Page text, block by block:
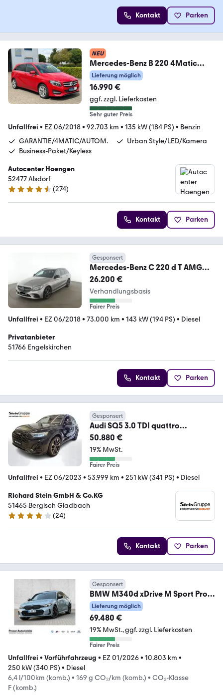
Kontakt Parken
NEU
Mercedes-Benz B 220 4Matic
Urban Style Edition Garantie
*AHK.
Lieferung möglich
16.990 €
ggf. zzgl. Lieferkosten
Sehr guter Preis
Unfallfrei • EZ 06/2018• 92.703 km • 135 kW (184 PS) • Benzin
GARANTIE/4MATIC/AUTOM.
Urban Style/LED/Kamera
Business-Paket/Keyless
Autocenter Hoengen
52477 Alsdorf
4.5 Sterne
(274)
Kontakt Parken
Gesponsert
Mercedes-Benz C 220 d T AMG
Line | Pano | ACC |
26.200 €
Verhandlungsbasis
Fairer Preis
Unfallfrei • EZ 06/2018• 73.000 km • 143 kW (194 PS) • Diesel
Privatanbieter
51766 Engelskirchen
Kontakt Parken
Gesponsert
Audi SQ5 3.0 TDI quattro
MATRIX+APP+AHK+StandH+ACC
50.880 €
19% MwSt.
Fairer Preis
Unfallfrei • EZ 06/2023 • 53.999 km • 251 kW (341 PS) • Diesel
Richard Stein GmbH & Co.KG
51465 Bergisch Gladbach
4.1 Sterne
(24)
Kontakt Parken
Gesponsert
BMW M340d xDrive M Sport Pro
DA Prof Pa+ H/K PANO 19
Lieferung möglich
69.480 €
19% MwSt. ggf. zzgl. Lieferkosten
Fairer Preis
Unfallfrei • Vorführfahrzeug • EZ 01/2026• 10.803 km •
250 kW (340 PS) • Diesel
6,4 l/100km (komb.) • 169 g CO₂/km (komb.) • CO₂-Klasse
F (komb.)